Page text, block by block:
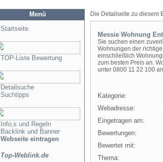
Menü
Startseite
TOP-Liste Bewertung
Detailsuche
Suchtipps
Info,s und Regeln
Backlink und Banner
Webseite eintragen
Top-Weblink.de
Die Detailseite zu diesem
Messie Wohnung
Sie suchen einen
Wohnungen der
einschließlich
zum besten Preis an.
unter 0800 11 22 100
Kategorie:
Webadresse:
Eingetragen am:
Bewertungen:
Bewertet mit:
Thema: